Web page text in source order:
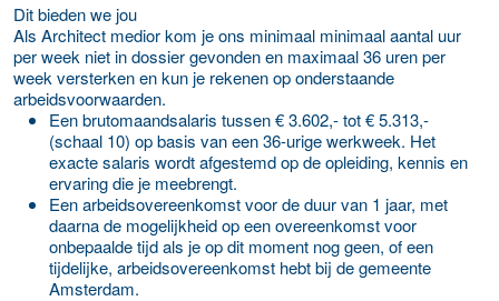
Dit bieden we jou
Als Architect medior kom je ons minimaal minimaal aantal uur
per week niet in dossier gevonden en maximaal 36 uren per
week versterken en kun je rekenen op onderstaande
arbeidsvoorwaarden.
Een brutomaandsalaris tussen € 3.602,- tot € 5.313,-
(schaal 10) op basis van een 36-urige werkweek. Het
exacte salaris wordt afgestemd op de opleiding, kennis en
ervaring die je meebrengt.
Een arbeidsovereenkomst voor de duur van 1 jaar, met
daarna de mogelijkheid op een overeenkomst voor
onbepaalde tijd als je op dit moment nog geen, of een
tijdelijke, arbeidsovereenkomst hebt bij de gemeente
Amsterdam.